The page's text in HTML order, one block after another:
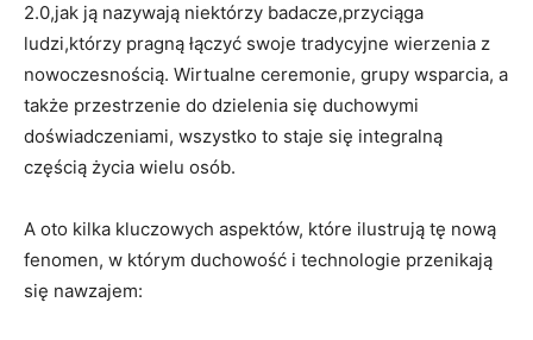
2.0,jak ją nazywają niektórzy badacze,przyciąga
ludzi,którzy pragną łączyć swoje tradycyjne wierzenia z
nowoczesnością. Wirtualne ceremonie, grupy wsparcia, a
także przestrzenie do dzielenia się duchowymi
doświadczeniami, wszystko to staje się integralną
częścią życia wielu osób.
A oto kilka kluczowych aspektów, które ilustrują tę nową
fenomen, w którym duchowość i technologie przenikają
się nawzajem: